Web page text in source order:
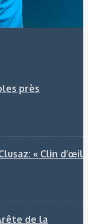
près
« Clin d’œil
de la